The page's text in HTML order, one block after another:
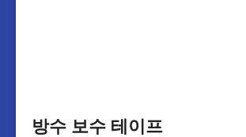
방수 보수 테이프